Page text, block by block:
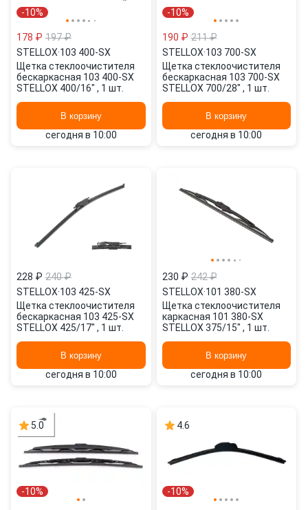
-10%
178 ₽ 197 ₽
STELLOX·103 400-SX
Щетка стеклоочистителя
бескаркасная 103 400-SX
STELLOX 400/16" , 1 шт.
В корзину
сегодня в 10:00
-10%
190 ₽ 211 ₽
STELLOX·103 700-SX
Щетка стеклоочистителя
бескаркасная 103 700-SX
STELLOX 700/28" , 1 шт.
В корзину
сегодня в 10:00
228 ₽ 240 ₽
STELLOX·103 425-SX
Щетка стеклоочистителя
бескаркасная 103 425-SX
STELLOX 425/17" , 1 шт.
В корзину
сегодня в 10:00
230 ₽ 242 ₽
STELLOX·101 380-SX
Щетка стеклоочистителя
каркасная 101 380-SX
STELLOX 375/15" , 1 шт.
В корзину
сегодня в 10:00
5.0
-10%
4.6
-10%